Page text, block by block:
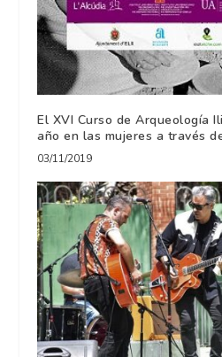
El XVI Curso de Arqueología
año en las mujeres a través
03/11/2019